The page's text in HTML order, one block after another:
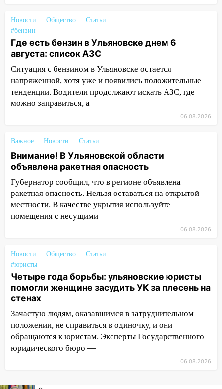
14:26
В Ульяновске ограничат движение
по улице Ефремова
14:23 67% ульяновцев готовы
передумать увольняться, если им
повысят зарплату
14:01 Инсценировали ДТП и получили
более 4,6 миллиона рублей: перед
судом предстанет банда
В Инзе произошел крупный пожар
13:00 В суде защитили репутацию
мужчины, которого необоснованно
обвиняли в жестоком обращении с
животными
12:28 Миллион на «льготниках»: в
Ульяновской области перевозчик
12:10
Ульяновский алиментщик накопил
120 тысяч долга
11:49 Снят режим «Ракетная
опасность» на территории Ульяновской
11:30 Кабмин РФ разрешил до 1 июля
2027 года импорт, выпуск и обращение
бензина Евро 2, Евро 3, Евро 4
Соцсети: на Рябикова автомобиль
Новости Общество
Статьи
#бензин
Где есть бензин в Ульяновске днем 6
августа: список АЗС
Ситуация с бензином в Ульяновске остается
напряженной, хотя уже и появились положительные
тенденции. Водители продолжают искать АЗС, где
можно заправиться, а
06.08.2026
Важное Новости Статьи
Внимание! В Ульяновской области
объявлена ракетная опасность
Губернатор сообщил, что в регионе объявлена
ракетная опасность. Нельзя оставаться на открытой
местности. В качестве укрытия используйте
помещения с несущими
06.08.2026
Новости Общество
Статьи
#юристы
Четыре года борьбы: ульяновские юристы
помогли женщине засудить УК за плесень на
стенах
Зачастую людям, оказавшимся в затруднительном
положении, не справиться в одиночку, и они
обращаются к юристам. Эксперты Государственного
юридического бюро —
06.08.2026